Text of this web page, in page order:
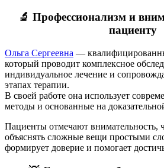
🔬 Профессионализм и
пациенту
Ольга Сергеевна —
который проводит комплексное
индивидуальное лечение и
этапах терапии.
В своей работе она использует
методы и основанные на
Пациенты отмечают внимательность,
объяснять сложные вещи простыми
формирует доверие и помогает